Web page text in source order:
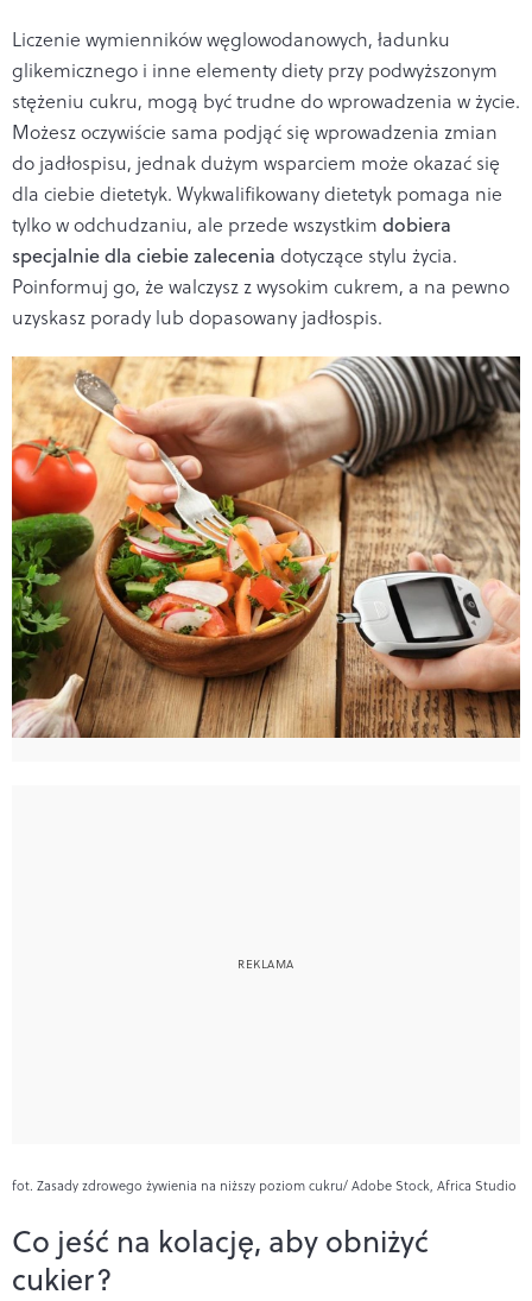
Liczenie wymienników węglowodanowych, ładunku
glikemicznego i inne elementy diety przy podwyższonym
stężeniu cukru, mogą być trudne do wprowadzenia w życie.
Możesz oczywiście sama podjąć się wprowadzenia zmian
do jadłospisu, jednak dużym wsparciem może okazać się
dla ciebie dietetyk. Wykwalifikowany dietetyk pomaga nie
tylko w odchudzaniu, ale przede wszystkim dobiera
specjalnie dla ciebie zalecenia dotyczące stylu życia.
Poinformuj go, że walczysz z wysokim cukrem, a na pewno
uzyskasz porady lub dopasowany jadłospis.
fot. Zasady zdrowego żywienia na niższy poziom cukru/ Adobe Stock, Africa Studio
Co jeść na kolację, aby obniżyć
cukier?